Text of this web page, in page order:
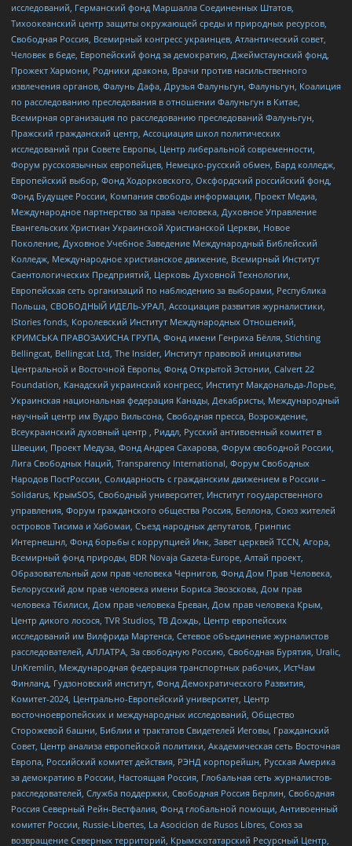
исследований, Германский фонд Маршалла Соединенных Штатов,
Тихоокеанский центр защиты окружающей среды и природных ресурсов,
Свободная Россия, Всемирный конгресс украинцев, Атлантический совет,
Человек в беде, Европейский фонд за демократию, Джеймстаунский фонд,
Прожект Хармони, Родники дракона, Врачи против насильственного
извлечения органов, Фалунь Дафа, Друзья Фалуньгун, Фалуньгун, Коалиция
по расследованию преследования в отношении Фалуньгун в Китае,
Всемирная организация по расследованию преследований Фалуньгун,
Пражский гражданский центр, Ассоциация школ политических
исследований при Совете Европы, Центр либеральной современности,
Форум русскоязычных европейцев, Немецко-русский обмен, Бард колледж,
Европейский выбор, Фонд Ходорковского, Оксфордский российский фонд,
Фонд Будущее России, Компания свободы информации, Проект Медиа,
Международное партнерство за права человека, Духовное Управление
Евангельских Христиан Украинской Христианской Церкви, Новое
Поколение, Духовное Учебное Заведение Международный Библейский
Колледж, Международное христианское движение, Всемирный Институт
Саентологических Предприятий, Церковь Духовной Технологии,
Европейская сеть организаций по наблюдению за выборами, Республика
Польша, СВОБОДНЫЙ ИДЕЛЬ-УРАЛ, Ассоциация развития журналистики,
IStories fonds, Королевский Институт Международных Отношений,
КРИМСЬКА ПРАВОЗАХИСНА ГРУПА, Фонд имени Генриха Бёлля, Stichting
Bellingcat, Bellingcat Ltd, The Insider, Институт правовой инициативы
Центральной и Восточной Европы, Фонд Открытой Эстонии, Calvert 22
Foundation, Канадский украинский конгресс, Институт Макдональда-Лорье,
Украинская национальная федерация Канады, Декабристы, Международный
научный центр им Вудро Вильсона, Свободная пресса, Возрождение,
Всеукраинский духовный центр , Риддл, Русский антивоенный комитет в
Швеции, Проект Медуза, Фонд Андрея Сахарова, Форум свободной России,
Лига Свободных Наций, Transparеncy International, Форум Свободных
Народов ПостРоссии, Солидарность с гражданским движением в России –
Solidarus, КрымSOS, Свободный университет, Институт государственного
управления, Форум гражданского общества Россия, Беллона, Союз жителей
островов Тисима и Хабомаи, Съезд народных депутатов, Гринпис
Интернешнл, Фонд борьбы с коррупцией Инк, Завет церквей TCCN, Агора,
Всемирный фонд природы, BDR Novaja Gazeta-Europe, Алтай проект,
Образовательный дом прав человека Чернигов, Фонд Дом Прав Человека,
Белорусский дом прав человека имени Бориса Звозскова, Дом прав
человека Тбилиси, Дом прав человека Ереван, Дом прав человека Крым,
Центр дикого лосося, TVR Studios, ТВ Дождь, Центр европейских
исследований им Вилфрида Мартенса, Сетевое объединение журналистов
расследователей, АЛЛАТРА, За свободную Россию, Свободная Бурятия, Uralic,
UnKremlin, Международная федерация транспортных рабочих, ИстЧам
Финланд, Гудзоновский институт, Фонд Демократического Развития,
Комитет-2024, Центрально-Европейский университет, Центр
восточноевропейских и международных исследований, Общество
Сторожевой башни, Библии и трактатов Свидетелей Иеговы, Гражданский
Совет, Центр анализа европейской политики, Академическая сеть Восточная
Европа, Российский комитет действия, РЭНД корпорейшн, Русская Америка
за демократию в России, Настоящая Россия, Глобальная сеть журналистов-
расследователей, Служба поддержки, Свободная Россия Берлин, Свободная
Россия Северный Рейн-Вестфалия, Фонд глобальной помощи, Антивоенный
комитет России, Russie-Libertes, La Asocicion de Rusos Libres, Союз за
возвращение Северных территорий, Крымскотатарский Ресурсный Центр,